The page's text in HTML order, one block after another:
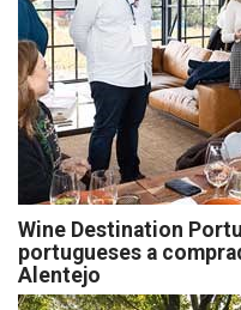
Wine Destination
portugueses a
Alentejo